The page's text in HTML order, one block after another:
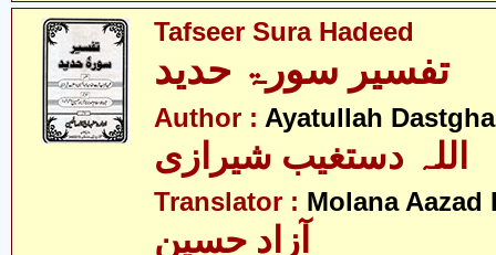
Tafseer Sura Hadeed
تفسیر سورۃ حدید
Author : Ayatullah
اللہ دستغیب شیرازی
Translator : Molana Aazad
آزاد حسین